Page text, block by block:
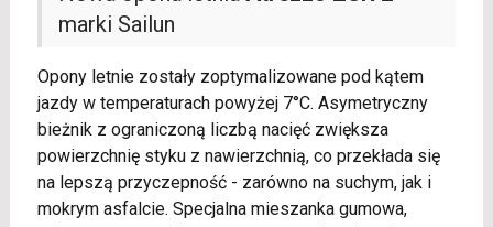
marki Sailun
Opony letnie zostały zoptymalizowane pod kątem
jazdy w temperaturach powyżej 7°C. Asymetryczny
bieżnik z ograniczoną liczbą nacięć zwiększa
powierzchnię styku z nawierzchnią, co przekłada się
na lepszą przyczepność - zarówno na suchym, jak i
mokrym asfalcie. Specjalna mieszanka gumowa,